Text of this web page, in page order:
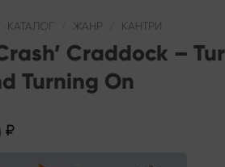
КАТАЛОГ ЖАНР КАНТРИ
Craddock –
Turning On
₽